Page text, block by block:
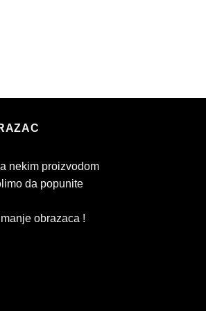
nekim proizvodom
da popunite
obrazaca !